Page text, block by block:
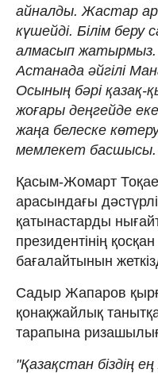
айналды. Жастар
күшейді. Білім беру
алмасып жатырмыз.
Астанада әйгілі
Осының бәрі
жоғары деңгейде
жаңа белеске
мемлекет басшысы.
Қасым-Жомарт
арасындағы
қатынастарды
президентінің
бағалайтынын
Садыр Жапаров
қонақжайлық
тарапына
"Қазақстан біздің